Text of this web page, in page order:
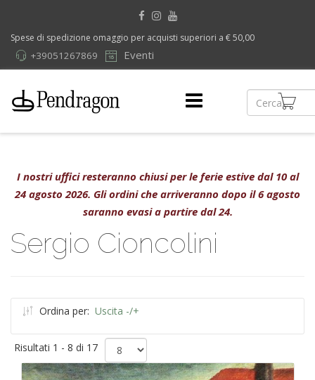
Spese di spedizione omaggio per acquisti superiori a € 50,00
Eventi
+39051267869
I nostri uffici resteranno chiusi per le ferie estive dal 10 al
24 agosto 2026. Gli ordini che arriveranno dopo il 6 agosto
saranno evasi a partire dal 24.
Sergio Cioncolini
Ordina per: Uscita -/+
Risultati 1 - 8 di 17